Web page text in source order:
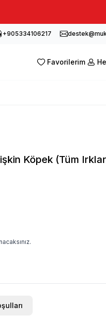
+905334106217
Favorilerim
Köpek (Tüm